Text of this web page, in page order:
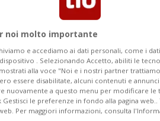
noi molto importante
e accediamo ai dati personali, come i
. Selezionando Accetto, abiliti le
alla voce "Noi e i nostri partner
essere disabilitate, alcuni contenuti e
nuovamente a questo menu per modificare
le preferenze in fondo alla pagina
Per maggiori informazioni, consulta